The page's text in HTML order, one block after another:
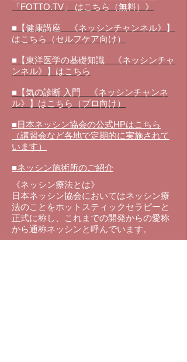
「FOTTO.TV」 はこちら（無料）》
■【健康講座 《ネッシンチャンネル》】
はこちら（セルフケア向け）
■【東洋医学の基礎知識 《ネッシンチャ
ンネル》】はこちら
■【気の診断 入門 《ネッシンチャンネ
ル》】はこちら（プロ向け）
■日本ネッシン協会の公式HPはこちら
（講習会など各地で定期的に実施されて
います）
■ネッシン施術所のご紹介
《ネッシン療法とは》
日本ネッシン協会においてはネッシン療
法のことをホットスティックセラピーと
正式に称し、これまでの開発からの愛称
から通称ネッシンと呼んでいます。